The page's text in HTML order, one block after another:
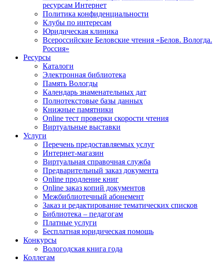
ресурсам Интернет
Политика конфиденциальности
Клубы по интересам
Юридическая клиника
Всероссийские Беловские чтения «Белов. Вологда.
Россия»
Ресурсы
Каталоги
Электронная библиотека
Память Вологды
Календарь знаменательных дат
Полнотекстовые базы данных
Книжные памятники
Online тест проверки скорости чтения
Виртуальные выставки
Услуги
Перечень предоставляемых услуг
Интернет-магазин
Виртуальная справочная служба
Предварительный заказ документа
Online продление книг
Online заказ копий документов
Межбиблиотечный абонемент
Заказ и редактирование тематических списков
Библиотека – педагогам
Платные услуги
Бесплатная юридическая помощь
Конкурсы
Вологодская книга года
Коллегам